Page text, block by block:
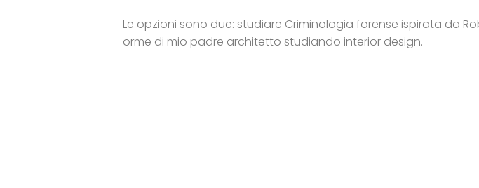
Le opzioni sono due: studiare Criminologia forense ispirata da
orme di mio padre architetto studiando interior design.